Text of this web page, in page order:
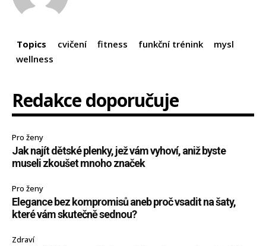
Topics cvičení fitness funkční trénink
mysl
wellness
Redakce doporučuje
Pro ženy
Jak najít dětské plenky, jež vám vyhoví, aniž byste
museli zkoušet mnoho značek
Pro ženy
Elegance bez kompromisů aneb proč vsadit na šaty,
které vám skutečně sednou?
Zdraví